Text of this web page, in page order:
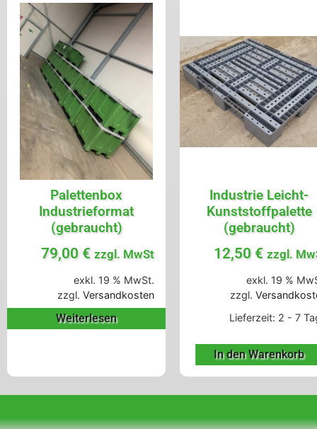
Palettenbox
Industrieformat
(gebraucht)
79,00 € zzgl. MwSt
exkl. 19 % MwSt.
zzgl. Versandkosten
Weiterlesen
Industrie Leicht-
Kunststoffpalette
(gebraucht)
12,50 € zzgl.
exkl. 19 %
zzgl.
Lieferzeit: 2 - 7
In den Warenkorb